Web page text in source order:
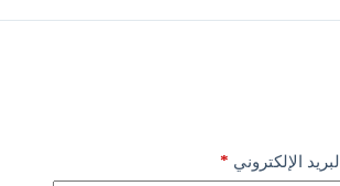
البريد الإلكتروني *